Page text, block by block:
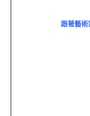
跟著藝術